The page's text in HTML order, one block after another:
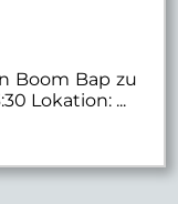
Boom Bap zu
Lokation: ...